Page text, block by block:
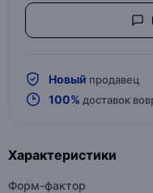
Новый продавец
100% доставок
Характеристики
Форм-фактор